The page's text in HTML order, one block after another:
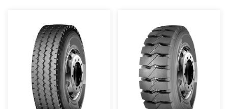
YT616
独特的带束层结构，高耐
磨低生热的胎冠（基部
胶）。 行驶里程高，节省
能源，抗载性能优越，良
YT616+
块状花纹设计，赋予轮胎
优异的耐磨、抗撕裂性
能。 纵横花纹设计，赋予
轮胎优异的操纵性能、驱